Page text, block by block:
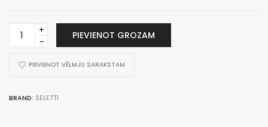
Wonder
lamp
PIEVIENOT GROZAM
PIEVIENOT VĒLMJU SARAKSTAM
BRAND: SELETTI